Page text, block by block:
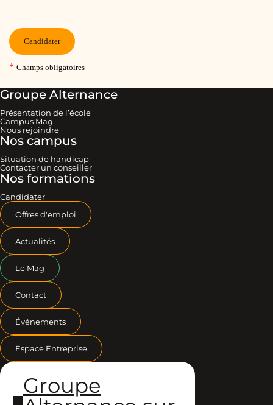
Groupe Alternance
Présentation de l’école
Campus Mag
Nous rejoindre
Nos campus
Situation de handicap
Contacter un conseiller
Nos formations
Candidater
Offres d'emploi
Actualités
Le Mag
Contact
Événements
Espace Entreprise
Groupe